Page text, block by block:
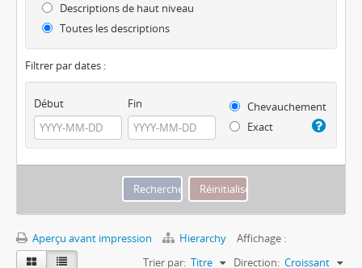
Descriptions de haut niveau
Toutes les descriptions
Filtrer par dates :
Début Fin
Chevauchement
Exact
Aperçu avant impression Hierarchy
Affichage :
Trier par: Titre Direction: Croissant